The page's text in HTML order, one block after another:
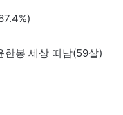
한봉 세상 떠남(59살)